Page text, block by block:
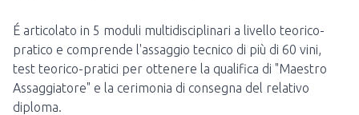
É articolato in 5 moduli multidisciplinari a livello teorico-
pratico e comprende l'assaggio tecnico di più di 60 vini,
test teorico-pratici per ottenere la qualifica di "Maestro
Assaggiatore" e la cerimonia di consegna del relativo
diploma.